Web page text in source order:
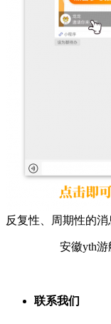
反复性、周期性的消
安徽yth
联系我们